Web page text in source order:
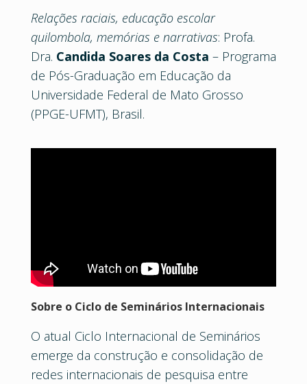
Relações raciais, educação escolar
quilombola, memórias e narrativas: Profa.
Dra. Candida Soares da Costa – Programa
de Pós-Graduação em Educação da
Universidade Federal de Mato Grosso
(PPGE-UFMT), Brasil.
Sobre o Ciclo de Seminários Internacionais
O atual Ciclo Internacional de Seminários
emerge da construção e consolidação de
redes internacionais de pesquisa entre